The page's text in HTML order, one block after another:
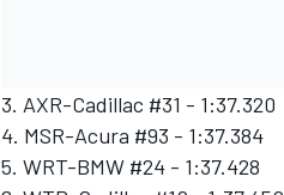
3. AXR-Cadillac #31 - 1:37.320
4. MSR-Acura #93 - 1:37.384
5. WRT-BMW #24 - 1:37.428